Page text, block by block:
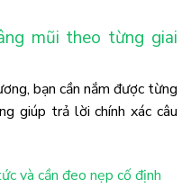
mũi theo từng giai
bạn cần nắm được từng
giúp trả lời chính xác câu
và cần đeo nẹp cố định